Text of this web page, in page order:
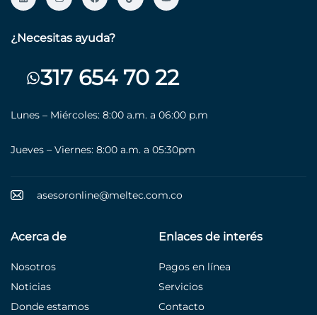
¿Necesitas ayuda?
317 654 70 22
Lunes – Miércoles: 8:00 a.m. a 06:00 p.m
Jueves – Viernes: 8:00 a.m. a 05:30pm
asesoronline@meltec.com.co
Acerca de
Nosotros
Noticias
Donde estamos
Enlaces de interés
Pagos en línea
Servicios
Contacto